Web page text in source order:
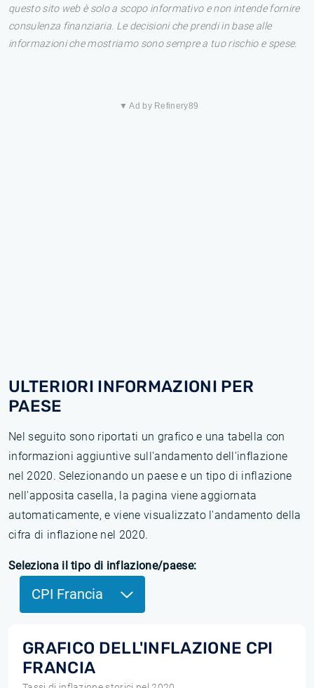
questo sito web è solo a scopo informativo e non intende fornire
consulenza finanziaria. Le decisioni che prendi in base alle
informazioni che mostriamo sono sempre a tuo rischio e spese.
▼ Ad by Refinery89
ULTERIORI INFORMAZIONI PER
PAESE
Nel seguito sono riportati un grafico e una tabella con
informazioni aggiuntive sull'andamento dell'inflazione
nel 2020. Selezionando un paese e un tipo di inflazione
nell'apposita casella, la pagina viene aggiornata
automaticamente, e viene visualizzato l'andamento della
cifra di inflazione nel 2020.
Seleziona il tipo di inflazione/paese:
CPI Francia
GRAFICO DELL'INFLAZIONE CPI
FRANCIA